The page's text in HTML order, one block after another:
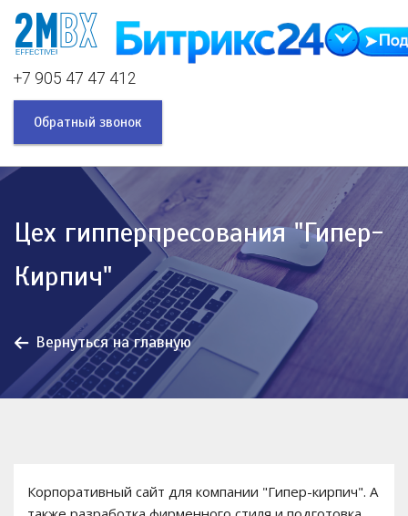
+7 905 47 47 412
Обратный звонок
Цех гипперпресования "Гипер-
Кирпич"
Вернуться на главную
Корпоративный сайт для компании "Гипер-кирпич". А